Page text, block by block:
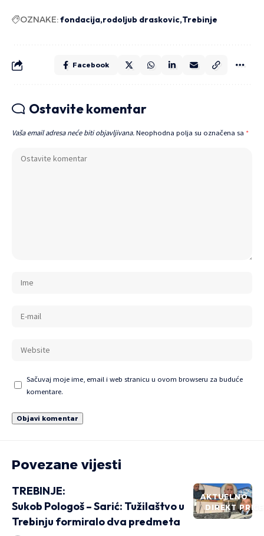
OZNAKE:fondacija rodoljub draskovic Trebinje
Facebook
Ostavite komentar
Vaša email adresa neće biti objavljivana. Neophodna polja su označena sa *
Sačuvaj moje ime, email i web stranicu u ovom browseru za buduće
komentare.
Povezane vijesti
AKTUELNO
DIREKT PRIČE
TREBINJE:
Sukob Pologoš – Sarić: Tužilaštvo u
Trebinju formiralo dva predmeta